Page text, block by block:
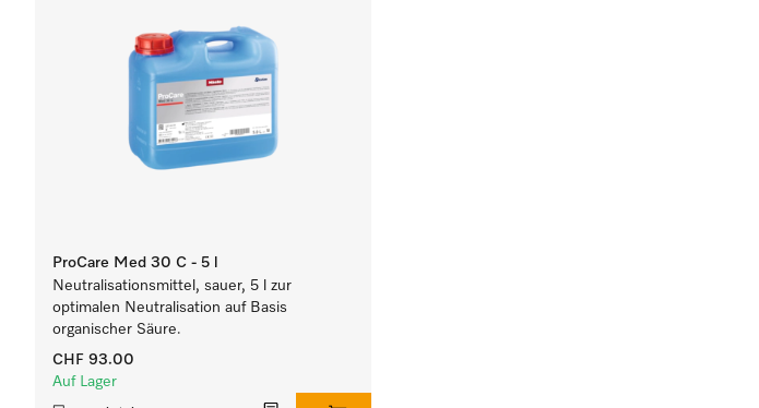
ProCare Med 30 C - 5 l
Neutralisationsmittel, sauer, 5 l zur
optimalen Neutralisation auf Basis
organischer Säure.
CHF 93.00
Auf Lager